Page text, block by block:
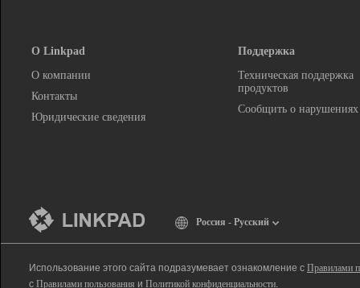
О Linkpad
О компании
Контакты
Юридические сведения
Поддержка
Техническая поддержка
продуктов
Сообщить о нарушениях
Россия - Русский
Использование этого сайта подразумевает ознакомление с Правилами
с Правилами пользования и Политикой конфиденциальности.